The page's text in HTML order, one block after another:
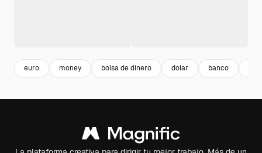
euro money bolsa de dinero dolar banco